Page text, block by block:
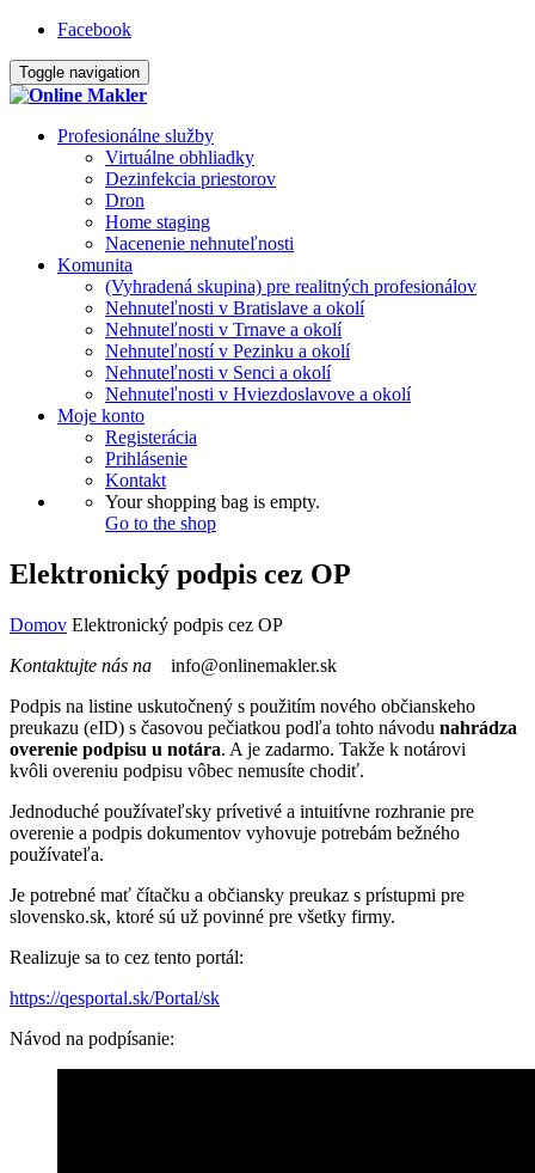
Facebook
Toggle navigation
Profesionálne služby
Virtuálne obhliadky
Dezinfekcia priestorov
Dron
Home staging
Nacenenie nehnuteľnosti
Komunita
(Vyhradená skupina) pre realitných profesionálov
Nehnuteľnosti v Bratislave a okolí
Nehnuteľnosti v Trnave a okolí
Nehnuteľností v Pezinku a okolí
Nehnuteľnosti v Senci a okolí
Nehnuteľnosti v Hviezdoslavove a okolí
Moje konto
Registerácia
Prihlásenie
Kontakt
Your shopping bag is empty.
Go to the shop
Elektronický podpis cez OP
Domov Elektronický podpis cez OP
Kontaktujte nás na
info@onlinemakler.sk
Podpis na listine uskutočnený s použitím nového občianskeho
preukazu (eID) s časovou pečiatkou podľa tohto návodu nahrádza
overenie podpisu u notára. A je zadarmo. Takže k notárovi
kvôli overeniu podpisu vôbec nemusíte chodiť.
Jednoduché používateľsky prívetivé a intuitívne rozhranie pre
overenie a podpis dokumentov vyhovuje potrebám bežného
používateľa.
Je potrebné mať čítačku a občiansky preukaz s prístupmi pre
slovensko.sk, ktoré sú už povinné pre všetky firmy.
Realizuje sa to cez tento portál:
https://qesportal.sk/Portal/sk
Návod na podpísanie: